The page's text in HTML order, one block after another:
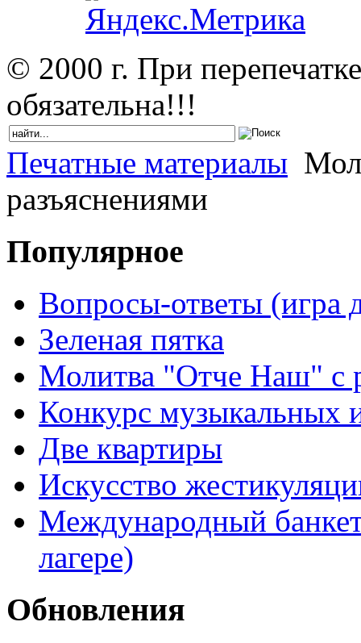
© 2000 г. При
обязательна!!!
Печатные материалы
разъяснениями
Популярное
Вопросы-ответы (игра
Зеленая пятка
Молитва "Отче Наш" с
Конкурс музыкальных
Две квартиры
Искусство
Международный
лагере)
Обновления